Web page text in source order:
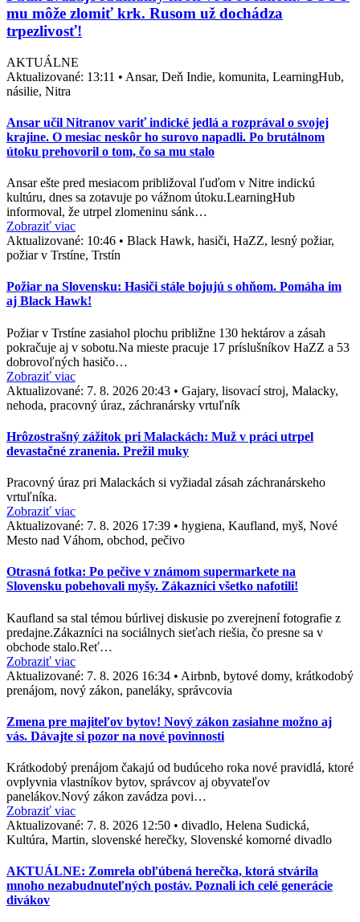
mu môže zlomiť krk. Rusom už dochádza
trpezlivosť!
AKTUÁLNE
Aktualizované: 13:11 • Ansar, Deň Indie, komunita, LearningHub,
násilie, Nitra
Ansar učil Nitranov variť indické jedlá a rozprával o svojej
krajine. O mesiac neskôr ho surovo napadli. Po brutálnom
útoku prehovoril o tom, čo sa mu stalo
Ansar ešte pred mesiacom približoval ľuďom v Nitre indickú
kultúru, dnes sa zotavuje po vážnom útoku.LearningHub
informoval, že utrpel zlomeninu sánk…
Zobraziť viac
Aktualizované: 10:46 • Black Hawk, hasiči, HaZZ, lesný požiar,
požiar v Trstíne, Trstín
Požiar na Slovensku: Hasiči stále bojujú s ohňom. Pomáha im
aj Black Hawk!
Požiar v Trstíne zasiahol plochu približne 130 hektárov a zásah
pokračuje aj v sobotu.Na mieste pracuje 17 príslušníkov HaZZ a 53
dobrovoľných hasičo…
Zobraziť viac
Aktualizované: 7. 8. 2026 20:43 • Gajary, lisovací stroj, Malacky,
nehoda, pracovný úraz, záchranársky vrtuľník
Hrôzostrašný zážitok pri Malackách: Muž v práci utrpel
devastačné zranenia. Prežil muky
Pracovný úraz pri Malackách si vyžiadal zásah záchranárskeho
vrtuľníka.
Zobraziť viac
Aktualizované: 7. 8. 2026 17:39 • hygiena, Kaufland, myš, Nové
Mesto nad Váhom, obchod, pečivo
Otrasná fotka: Po pečive v známom supermarkete na
Slovensku pobehovali myšy. Zákazníci všetko nafotili!
Kaufland sa stal témou búrlivej diskusie po zverejnení fotografie z
predajne.Zákazníci na sociálnych sieťach riešia, čo presne sa v
obchode stalo.Reť…
Zobraziť viac
Aktualizované: 7. 8. 2026 16:34 • Airbnb, bytové domy, krátkodobý
prenájom, nový zákon, paneláky, správcovia
Zmena pre majiteľov bytov! Nový zákon zasiahne možno aj
vás. Dávajte si pozor na nové povinnosti
Krátkodobý prenájom čakajú od budúceho roka nové pravidlá, ktoré
ovplyvnia vlastníkov bytov, správcov aj obyvateľov
panelákov.Nový zákon zavádza povi…
Zobraziť viac
Aktualizované: 7. 8. 2026 12:50 • divadlo, Helena Sudická,
Kultúra, Martin, slovenské herečky, Slovenské komorné divadlo
AKTUÁLNE: Zomrela obľúbená herečka, ktorá stvárila
mnoho nezabudnuteľných postáv. Poznali ich celé generácie
divákov